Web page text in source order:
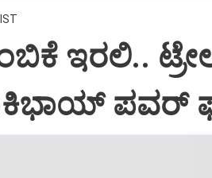
ಇರಲಿ..
ಪವರ್‌